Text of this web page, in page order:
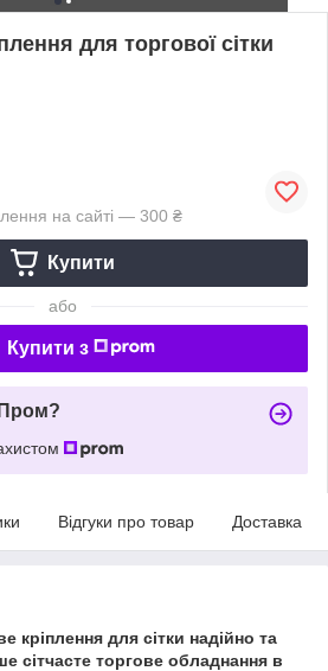
для торгової сітки
на сайті — 300 ₴
Купити
або
Купити з
Відгуки про товар Доставка
кріплення для сітки надійно та
сітчасте торгове обладнання в